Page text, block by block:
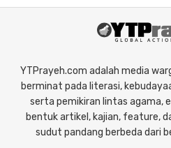
YTPrayeh.com adalah media
berminat pada literasi,
serta pemikiran lintas agama,
bentuk artikel, kajian, feature,
sudut pandang berbeda dari